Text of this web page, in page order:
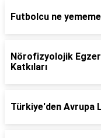
Futbolcu ne
Nörofizyolojik
Katkıları
Türkiye'den Avrupa